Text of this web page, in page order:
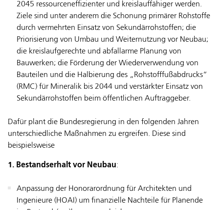
2045 ressourceneffizienter und kreislauffähiger werden.
Ziele sind unter anderem die Schonung primärer Rohstoffe
durch vermehrten Einsatz von Sekundärrohstoffen; die
Priorisierung von Umbau und Weiternutzung vor Neubau;
die kreislaufgerechte und abfallarme Planung von
Bauwerken; die Förderung der Wiederverwendung von
Bauteilen und die Halbierung des „Rohstofffußabdrucks“
(RMC) für Mineralik bis 2044 und verstärkter Einsatz von
Sekundärrohstoffen beim öffentlichen Auftraggeber.
Dafür plant die Bundesregierung in den folgenden Jahren
unterschiedliche Maßnahmen zu ergreifen. Diese sind
beispielsweise
1. Bestandserhalt vor Neubau:
Anpassung der Honorarordnung für Architekten und
Ingenieure (HOAI) um finanzielle Nachteile für Planende